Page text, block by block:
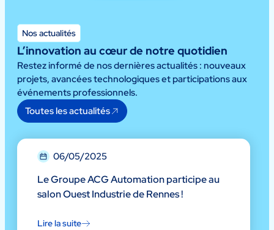
Nos actualités
L’innovation au cœur de notre quotidien
Restez informé de nos dernières actualités : nouveaux
projets, avancées technologiques et participations aux
événements professionnels.
Toutes les actualités
06/05/2025
Le Groupe ACG Automation participe au
salon Ouest Industrie de Rennes !
Lire la suite